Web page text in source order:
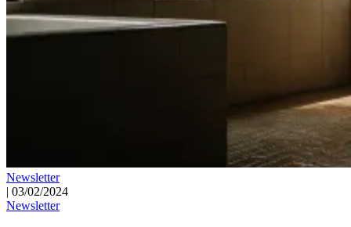
Newsletter
| 03/02/2024
Newsletter